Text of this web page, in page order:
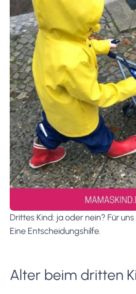
Drittes Kind: ja oder nein? Für
Eine Entscheidungshilfe.
Alter beim dritten